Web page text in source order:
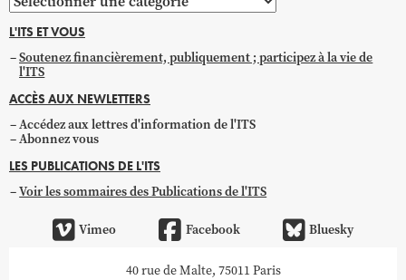
par
catégorie
L'ITS ET VOUS
Soutenez financièrement, publiquement ; participez à la vie de
l'ITS
ACCÈS AUX NEWLETTERS
Accédez aux lettres d'information de l'ITS
Abonnez vous
LES PUBLICATIONS DE L'ITS
Voir les sommaires des Publications de l'ITS
Vimeo Facebook Bluesky
40 rue de Malte, 75011 Paris